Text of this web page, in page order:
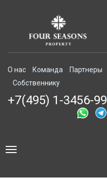
О нас Команда Партнеры
Собственнику
+7(495) 1-3456-99
Toggle